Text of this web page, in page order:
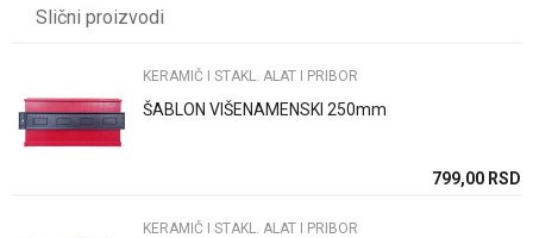
Poruka
Slični proizvodi
KERAMIČ I STAKL. ALAT I PRIBOR
ŠABLON VIŠENAMENSKI 250mm
799,00 RSD
KERAMIČ I STAKL. ALAT I PRIBOR